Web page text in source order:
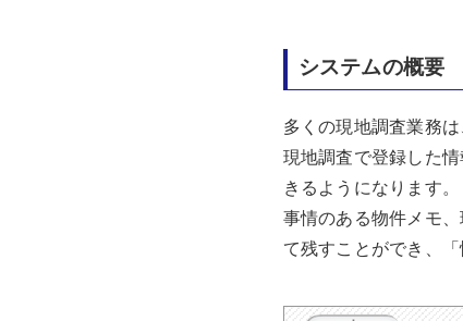
システムの概要
多くの現地調査業務
現地調査で登録した
きるようになります。
事情のある物件メモ
て残すことができ、